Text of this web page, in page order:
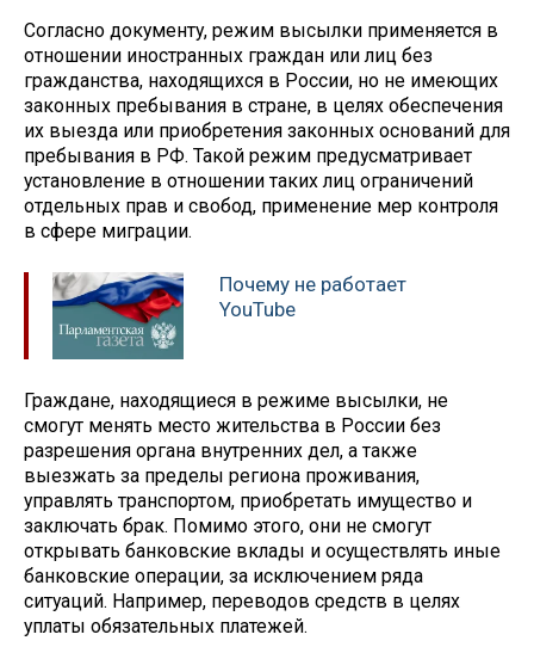
Согласно документу, режим высылки применяется в
отношении иностранных граждан или лиц без
гражданства, находящихся в России, но не имеющих
законных пребывания в стране, в целях обеспечения
их выезда или приобретения законных оснований для
пребывания в РФ. Такой режим предусматривает
установление в отношении таких лиц ограничений
отдельных прав и свобод, применение мер контроля
в сфере миграции.
Почему не работает
YouTube
Граждане, находящиеся в режиме высылки, не
смогут менять место жительства в России без
разрешения органа внутренних дел, а также
выезжать за пределы региона проживания,
управлять транспортом, приобретать имущество и
заключать брак. Помимо этого, они не смогут
открывать банковские вклады и осуществлять иные
банковские операции, за исключением ряда
ситуаций. Например, переводов средств в целях
уплаты обязательных платежей.